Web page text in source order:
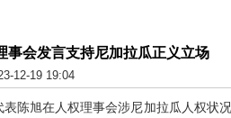
事会发言支持尼加拉瓜正义立场
12-19 19:04
陈旭在人权理事会涉尼加拉瓜人权状